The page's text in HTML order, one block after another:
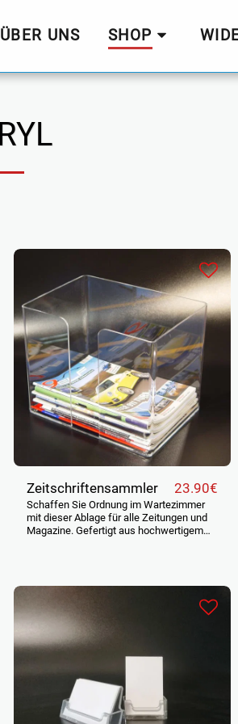
UNS SHOP
Zeitschriftensammler 23.90€
Schaffen Sie Ordnung im Wartezimmer
mit dieser Ablage für alle Zeitungen und
Magazine. Gefertigt aus hochwertigem